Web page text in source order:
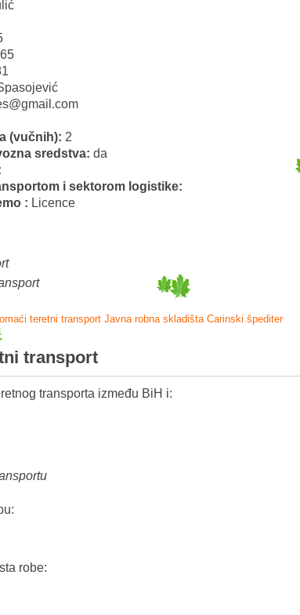
(vučnih): 2
sredstva: da
i sektorom logistike:
: Licence
teretni transport Javna robna skladišta Carinski špediter
transport
transporta između BiH i:
robe: